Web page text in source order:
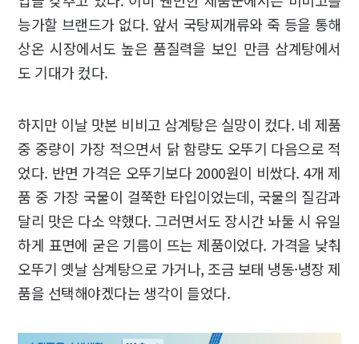
능가할 브랜드가 없다. 앞서 국탕찌개류와 죽 등을 통해
상온 시장에서도 높은 품질력을 보인 만큼 삼계탕에서
도 기대가 컸다.
하지만 이날 맛본 비비고 삼계탕은 실망이 컸다. 네 제품
중 중량이 가장 적으면서 닭 함량도 오뚜기 다음으로 적
었다. 반면 가격은 오뚜기보다 2000원이 비쌌다. 4개 제
품 중 가장 국물이 걸쭉한 타입이었는데, 국물의 질감과
달리 맛은 다소 약했다. 그러면서도 장시간 놔둘 시 유일
하게 표면에 굳은 기름이 뜨는 제품이었다. 가격을 낮춰
오뚜기 옛날 삼계탕으로 가거나, 조금 보태 냉동·냉장 제
품을 선택해야겠다는 생각이 들었다.